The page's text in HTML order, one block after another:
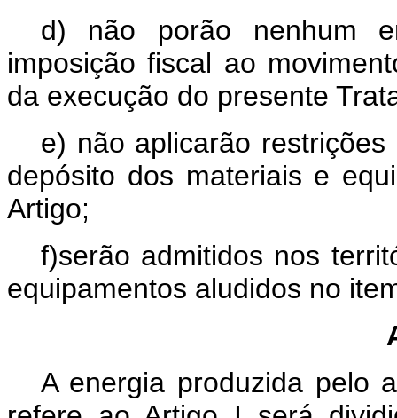
d) não porão nenhum
imposição fiscal ao
da execução do presente
e) não aplicarão
depósito dos materiais e
Artigo;
f)serão admitidos nos
equipamentos aludidos no
A energia produzida pelo